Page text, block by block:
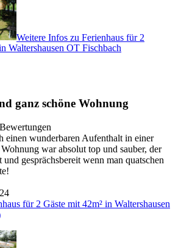
Weitere Infos zu Ferienhaus für 2
Waltershausen OT Fischbach
ganz schöne Wohnung
einen wunderbaren Aufenthalt in einer
war absolut top und sauber, der
gesprächsbereit wenn man quatschen
für 2 Gäste mit 42m² in Waltershausen